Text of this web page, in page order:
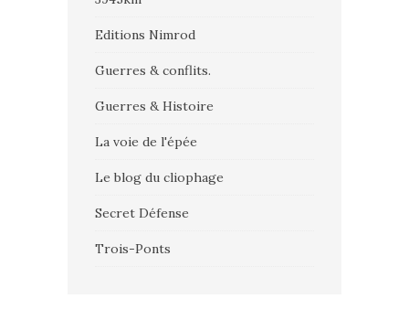
Editions Nimrod
Guerres & conflits.
Guerres & Histoire
La voie de l'épée
Le blog du cliophage
Secret Défense
Trois-Ponts